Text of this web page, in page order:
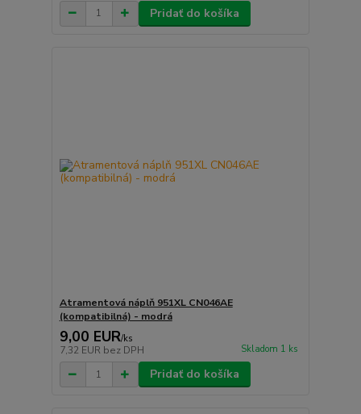
Pridať do košíka
Atramentová náplň 951XL CN046AE
(kompatibilná) - modrá
9,00 EUR/ks
7,32 EUR bez DPH Skladom 1 ks
Pridať do košíka